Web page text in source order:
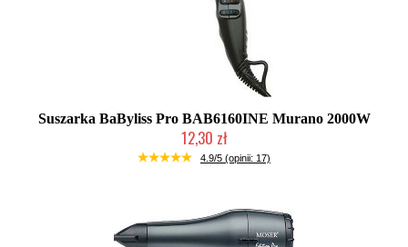
Suszarka BaByliss Pro BAB6160INE Murano 2000W
12,30 zł
Produkt wycofany
4.9/5 (opinii: 17)